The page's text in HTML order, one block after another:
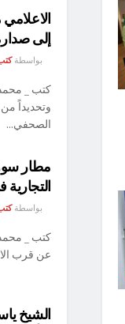
إلى
بواسطة
كتب _
وتحديداً
الصحفي...
مطار
التجارية في 29
بواسطة
كتب _
عن قرب
الشيخ